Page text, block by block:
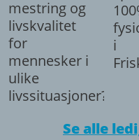
mestring og
livskvalitet
for
mennesker i
ulike
livssituasjoner?
i
Se alle